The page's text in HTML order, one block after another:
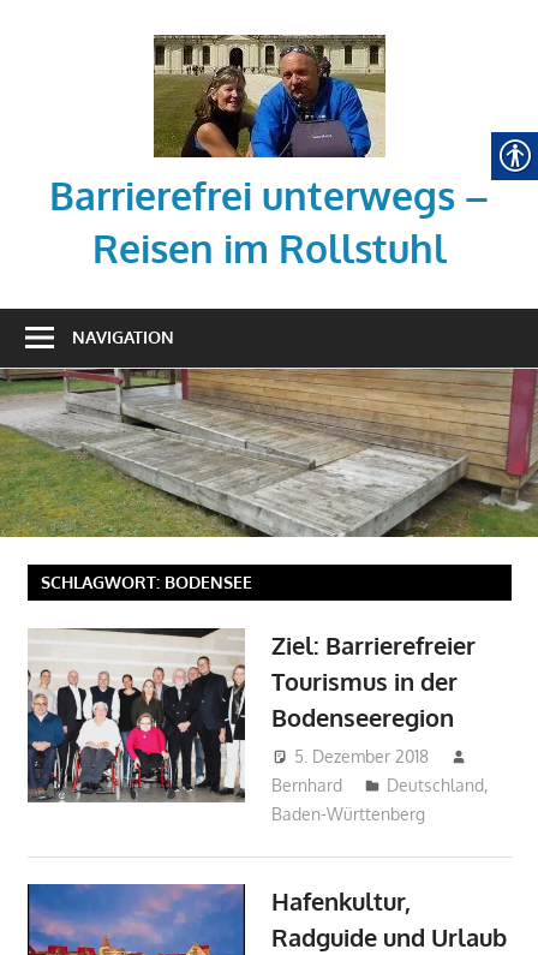
Barrierefrei unterwegs –
Reisen im Rollstuhl
zum
Reisen
mit
dem
Rollstuhl
NAVIGATION
SCHLAGWORT: BODENSEE
Ziel: Barrierefreier
Tourismus in der
Bodenseeregion
5. Dezember 2018
Bernhard
Deutschland,
Baden-Württenberg
Hafenkultur,
Radguide und Urlaub